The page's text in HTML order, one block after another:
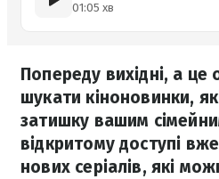
01:05 хв
Попереду вихідні, а це
шукати кіноновинки,
затишку вашим
відкритому доступі
нових серіалів, які